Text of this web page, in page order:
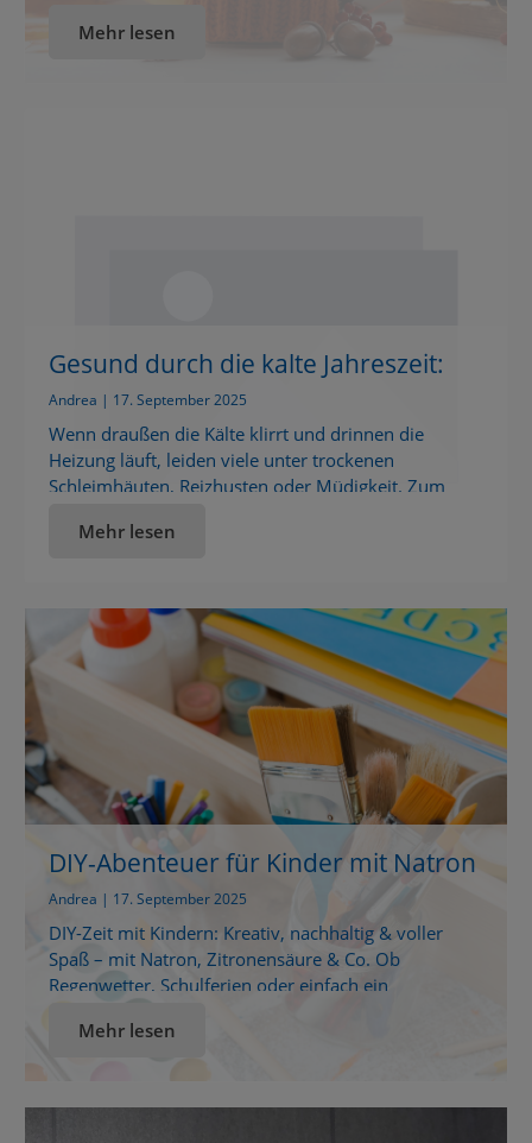
Hals schnell kratzt und Husten nicht lange auf sich
Mehr lesen
Gesund durch die kalte Jahreszeit:
Natürliche Helfer gegen Husten,
trockene Luft & Co.
Andrea | 17. September 2025
Wenn draußen die Kälte klirrt und drinnen die
Heizung läuft, leiden viele unter trockenen
Schleimhäuten, Reizhusten oder Müdigkeit. Zum
sanft durch Herbst und Winter begleiten. Der Winter
sich die Luft […]
Mehr lesen
DIY-Abenteuer für Kinder mit Natron
& Co.
Andrea | 17. September 2025
DIY-Zeit mit Kindern: Kreativ, nachhaltig & voller
Spaß – mit Natron, Zitronensäure & Co. Ob
Regenwetter, Schulferien oder einfach ein
passen immer.Denn sie bringen nicht nur Spaß,
Natron und Zitronensäure von purux wird dein
Mehr lesen